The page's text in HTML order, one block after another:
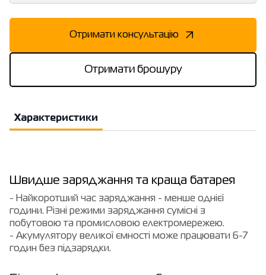
Отримати консультацію
Отримати брошуру
Характеристики
Швидше заряджання та краща батарея
- Найкоротший час заряджання - менше однієї
години. Різні режими заряджання сумісні з
побутовою та промисловою електромережею.
- Акумуляторy великої ємності може працювати 6-7
годин без підзарядки.